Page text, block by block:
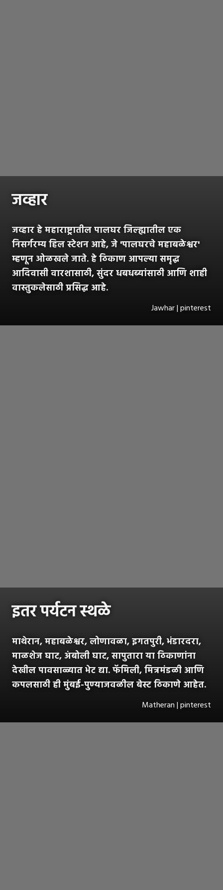
जव्हार
जव्हार हे महाराष्ट्रातील पालघर जिल्ह्यातील एक
निसर्गरम्य हिल स्टेशन आहे, जे 'पालघरचे महाबळेश्वर'
म्हणून ओळखले जाते. हे ठिकाण आपल्या समृद्ध
आदिवासी वारशासाठी, सुंदर धबधब्यांसाठी आणि शाही
वास्तुकलेसाठी प्रसिद्ध आहे.
Jawhar | pinterest
इतर पर्यटन स्थळे
माथेरान, महाबळेश्वर, लोणावळा, इगतपुरी, भंडारदरा,
माळशेज घाट, अंबोली घाट, सापुतारा या ठिकाणांना
देखील पावसाळ्यात भेट द्या. फॅमिली, मित्रमंडळी आणि
कपलसाठी ही मुंबई-पुण्याजवळील बेस्ट ठिकाणे आहेत.
Matheran | pinterest